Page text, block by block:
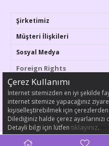
Şirketimiz
Müşteri İlişkileri
Sosyal Medya
Foreign Rights
ETBIS
© 2023
Çerez Kullanımı
İnternet sitemizden en iyi şekilde
internet sitemize yapacağınız
kişiselleştirebilmek için
Dilediğiniz halde çerez
Detayli bilgi için lütfen tıklayınız.